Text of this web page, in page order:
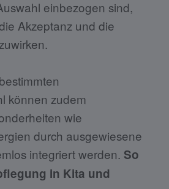
einbezogen sind,
Akzeptanz und die
können zudem
wie
durch ausgewiesene
integriert werden. So
in Kita und